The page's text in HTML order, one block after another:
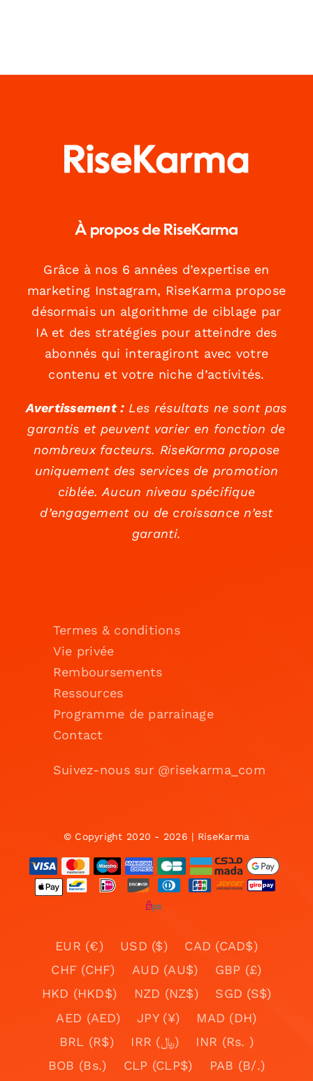
À propos de RiseKarma
Grâce à nos 6 années d’expertise en
marketing Instagram, RiseKarma propose
désormais un algorithme de ciblage par
IA et des stratégies pour atteindre des
abonnés qui interagiront avec votre
contenu et votre niche d’activités.
Avertissement :Les résultats ne sont pas
garantis et peuvent varier en fonction de
nombreux facteurs. RiseKarma propose
uniquement des services de promotion
ciblée. Aucun niveau spécifique
d’engagement ou de croissance n’est
garanti.
Termes & conditions
Vie privée
Remboursements
Ressources
Programme de parrainage
Contact
Suivez-nous sur @risekarma_com
© Copyright 2020 - 2026 | RiseKarma
EUR (€) USD ($)
CAD (CAD$)
CHF (CHF)
AUD (AU$)
GBP (£)
HKD (HKD$)
NZD (NZ$)
SGD (S$)
AED (AED)
JPY (¥)
MAD (DH)
BRL (R$)
IRR (﷼)
INR (Rs. )
BOB (Bs.)
CLP (CLP$)
PAB (B/.)